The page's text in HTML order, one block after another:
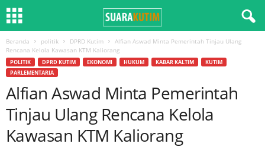
Beranda politik DPRD Kutim
Alfian Aswad Minta Pemerintah Tinjau Ulang
Rencana Kelola Kawasan KTM Kaliorang
POLITIK DPRD KUTIM EKONOMI HUKUM KABAR KALTIM
KUTIM
PARLEMENTARIA
Alfian Aswad Minta Pemerintah
Tinjau Ulang Rencana Kelola
Kawasan KTM Kaliorang